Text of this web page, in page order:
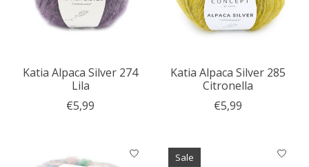
Katia Alpaca Silver 274
Lila
€5,99
Katia Alpaca Silver 285
Citronella
€5,99
Sale